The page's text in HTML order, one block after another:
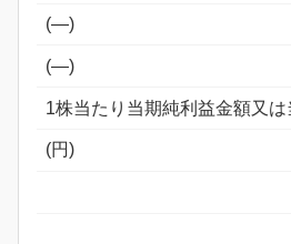
(―)
(―)
1株当たり当期純利益金額又
(円)